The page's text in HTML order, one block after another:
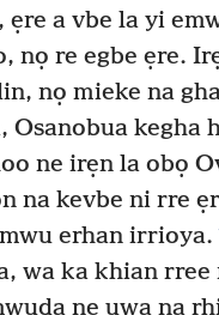
ẹre a vbe la yi
nọ re egbe ẹre.
nọ mieke na
Osanobua kegha
ne irẹn la obọ
na kevbe ni rre
erhan irrioya.
wa ka khian rree
ne uwa na